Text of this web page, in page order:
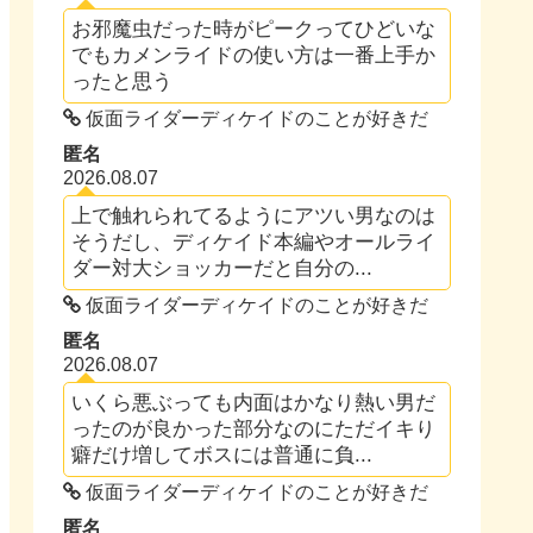
お邪魔虫だった時がピークってひどいな
でもカメンライドの使い方は一番上手か
ったと思う
仮面ライダーディケイドのことが好きだ
匿名
2026.08.07
上で触れられてるようにアツい男なのは
そうだし、ディケイド本編やオールライ
ダー対大ショッカーだと自分の...
仮面ライダーディケイドのことが好きだ
匿名
2026.08.07
いくら悪ぶっても内面はかなり熱い男だ
ったのが良かった部分なのにただイキり
癖だけ増してボスには普通に負...
仮面ライダーディケイドのことが好きだ
匿名